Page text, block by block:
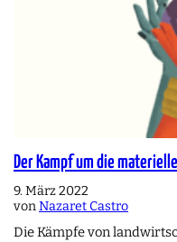
Der Kampf um die
9. März 2022
vonNazaret Castro
Die Kämpfe von